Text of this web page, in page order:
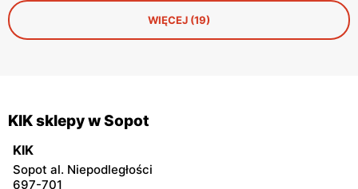
WIĘCEJ (19)
KIK sklepy w Sopot
KIK
Sopot al. Niepodległości
697-701